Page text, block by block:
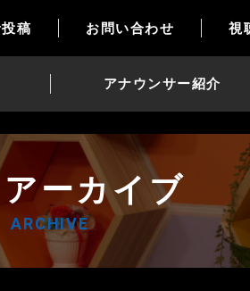
稿 お問い合わせ 視
アナウンサー紹介
ーカイブ
ARCHIVE